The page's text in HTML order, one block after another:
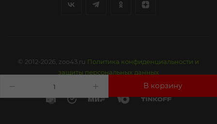
© 2012-2026, zoo43.ru Политика конфиденциальности и
защиты персональных данных